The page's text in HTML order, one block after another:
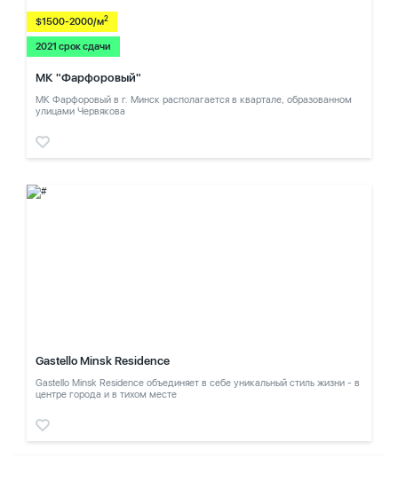
$1500-2000/м2
2021 срок сдачи
МК "Фарфоровый"
МК Фарфоровый в г. Минск располагается в квартале, образованном
улицами Червякова
Gastello Minsk Residence
Gastello Minsk Residence объединяет в себе уникальный стиль жизни - в
центре города и в тихом месте